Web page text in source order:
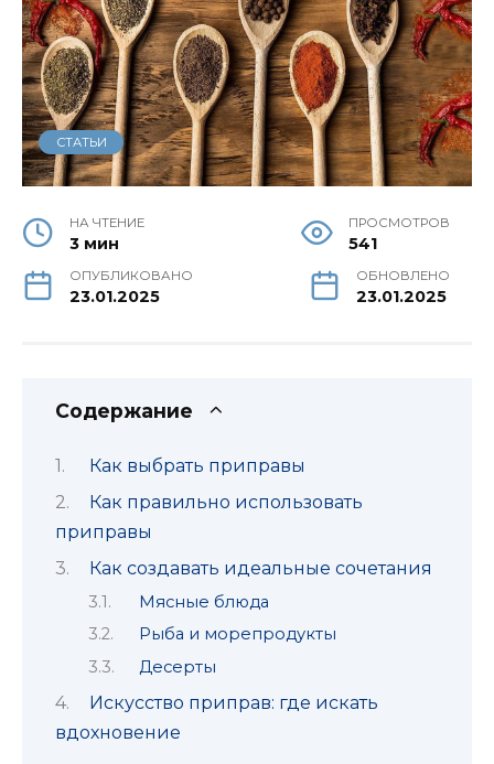
СТАТЬИ
НА ЧТЕНИЕ
3 мин
ПРОСМОТРОВ
541
ОПУБЛИКОВАНО
23.01.2025
ОБНОВЛЕНО
23.01.2025
Содержание
Как выбрать приправы
Как правильно использовать
приправы
Как создавать идеальные сочетания
Мясные блюда
Рыба и морепродукты
Десерты
Искусство приправ: где искать
вдохновение